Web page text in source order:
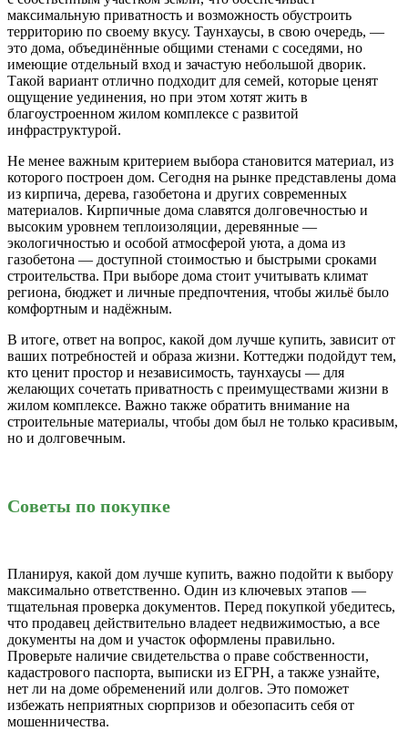
максимальную приватность и возможность обустроить
территорию по своему вкусу. Таунхаусы, в свою очередь, —
это дома, объединённые общими стенами с соседями, но
имеющие отдельный вход и зачастую небольшой дворик.
Такой вариант отлично подходит для семей, которые ценят
ощущение уединения, но при этом хотят жить в
благоустроенном жилом комплексе с развитой
инфраструктурой.
Не менее важным критерием выбора становится материал, из
которого построен дом. Сегодня на рынке представлены дома
из кирпича, дерева, газобетона и других современных
материалов. Кирпичные дома славятся долговечностью и
высоким уровнем теплоизоляции, деревянные —
экологичностью и особой атмосферой уюта, а дома из
газобетона — доступной стоимостью и быстрыми сроками
строительства. При выборе дома стоит учитывать климат
региона, бюджет и личные предпочтения, чтобы жильё было
комфортным и надёжным.
В итоге, ответ на вопрос, какой дом лучше купить, зависит от
ваших потребностей и образа жизни. Коттеджи подойдут тем,
кто ценит простор и независимость, таунхаусы — для
желающих сочетать приватность с преимуществами жизни в
жилом комплексе. Важно также обратить внимание на
строительные материалы, чтобы дом был не только красивым,
но и долговечным.
Советы по покупке
Планируя, какой дом лучше купить, важно подойти к выбору
максимально ответственно. Один из ключевых этапов —
тщательная проверка документов. Перед покупкой убедитесь,
что продавец действительно владеет недвижимостью, а все
документы на дом и участок оформлены правильно.
Проверьте наличие свидетельства о праве собственности,
кадастрового паспорта, выписки из ЕГРН, а также узнайте,
нет ли на доме обременений или долгов. Это поможет
избежать неприятных сюрпризов и обезопасить себя от
мошенничества.